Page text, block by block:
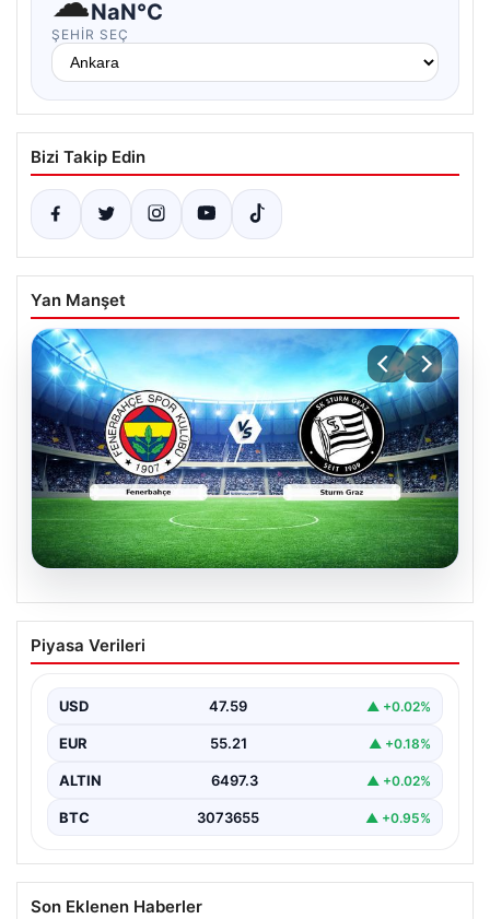
NaN°C
ŞEHIR SEÇ
Bizi Takip Edin
Yan Manşet
05.08.2026
CANLI | Fenerbahçe – Sturm Graz Canlı
Maç Anlatımı
Piyasa Verileri
USD 47.59 ▲ +0.02%
EUR 55.21 ▲ +0.18%
ALTIN 6497.3 ▲ +0.02%
BTC 3073655 ▲ +0.95%
Son Eklenen Haberler